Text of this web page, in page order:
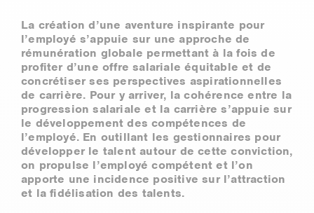
La création d’une aventure inspirante pour
l’employé s’appuie sur une approche de
rémunération globale permettant à la fois de
profiter d’une offre salariale équitable et de
concrétiser ses perspectives aspirationnelles
de carrière. Pour y arriver, la cohérence entre la
progression salariale et la carrière s’appuie sur
le développement des compétences de
l’employé. En outillant les gestionnaires pour
développer le talent autour de cette conviction,
on propulse l’employé compétent et l’on
apporte une incidence positive sur l’attraction
et la fidélisation des talents.